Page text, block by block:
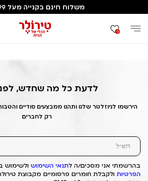
משלוח חינם בקנייה מעל ₪199
0
דף הבית 2025/09/25 1758822297
לדעת כל מה שחדש,
הירשמו לניוזלטר שלנו ותהנו ממבצעים סודיים
רק לחברים
בהרשמתי אני מסכים/ה לתנאי השימוש ולשימוש
הפרטיות ולקבלת חומרים פרסומיים מקבוצת